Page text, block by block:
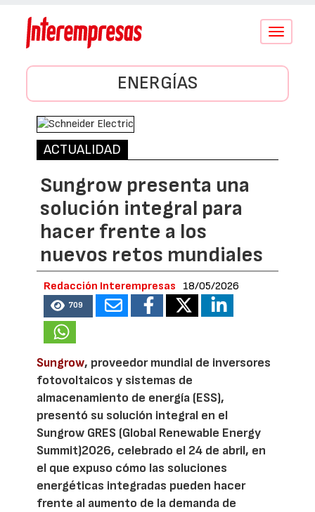
Conmutar
ENERGÍAS
ACTUALIDAD
Sungrow presenta una
solución integral para
hacer frente a los
nuevos retos mundiales
Redacción Interempresas 18/05/2026
709
Sungrow, proveedor mundial de inversores
fotovoltaicos y sistemas de
almacenamiento de energía (ESS),
presentó su solución integral en el
Sungrow GRES (Global Renewable Energy
Summit)2026, celebrado el 24 de abril, en
el que expuso cómo las soluciones
energéticas integradas pueden hacer
frente al aumento de la demanda de